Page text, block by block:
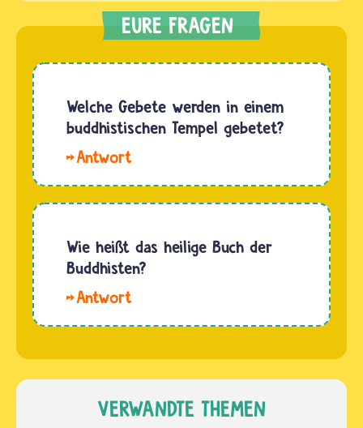
Welche Gebete werden in einem
buddhistischen Tempel gebetet?
Gebete
Buddhismus
werden
„Zufluchtnahme"
genannt.
und…
Wie heißt das heilige Buch der
Buddhisten?
des Buddhismus
heißt Pali-
Kanon. Er
VERWANDTE THEMEN